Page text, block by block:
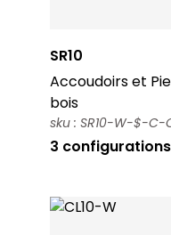
SR10
Accoudoirs et
bois
sku : SR10-W-$-C-
3 configurations